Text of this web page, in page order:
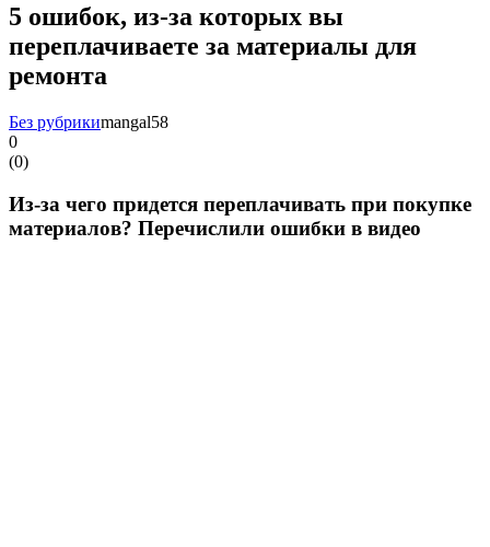
5 ошибок, из-за которых вы
переплачиваете за материалы для
ремонта
Без рубрикиmangal58
0
(0)
Из-за чего придется переплачивать при покупке
материалов? Перечислили ошибки в видео